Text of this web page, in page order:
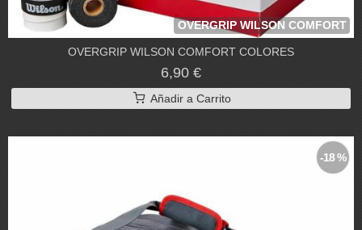
OVERGRIP WILSON COMFORT
OVERGRIP WILSON COMFORT COLORES
6,90 €
Añadir a Carrito
-18 %